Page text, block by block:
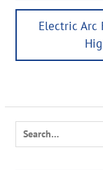
Next
Electric Arc
Search
for: